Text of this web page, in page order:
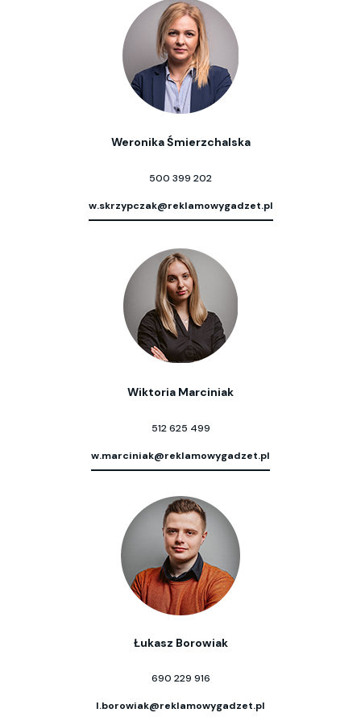
Weronika Śmierzchalska
500 399 202
w.skrzypczak@reklamowygadzet.pl
Wiktoria Marciniak
512 625 499
w.marciniak@reklamowygadzet.pl
Łukasz Borowiak
690 229 916
l.borowiak@reklamowygadzet.pl